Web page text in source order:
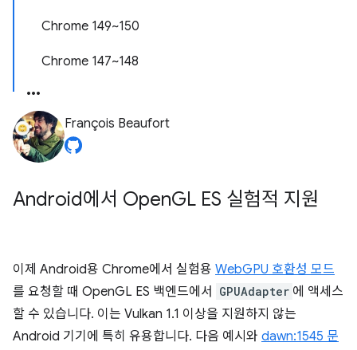
Chrome 149~150
Chrome 147~148
François Beaufort
Android에서 OpenGL ES 실험적 지원
이제 Android용 Chrome에서 실험용 WebGPU 호환성 모드
를 요청할 때 OpenGL ES 백엔드에서
GPUAdapter 에 액세스
할 수 있습니다. 이는 Vulkan 1.1 이상을 지원하지 않는
Android 기기에 특히 유용합니다. 다음 예시와 dawn:1545 문